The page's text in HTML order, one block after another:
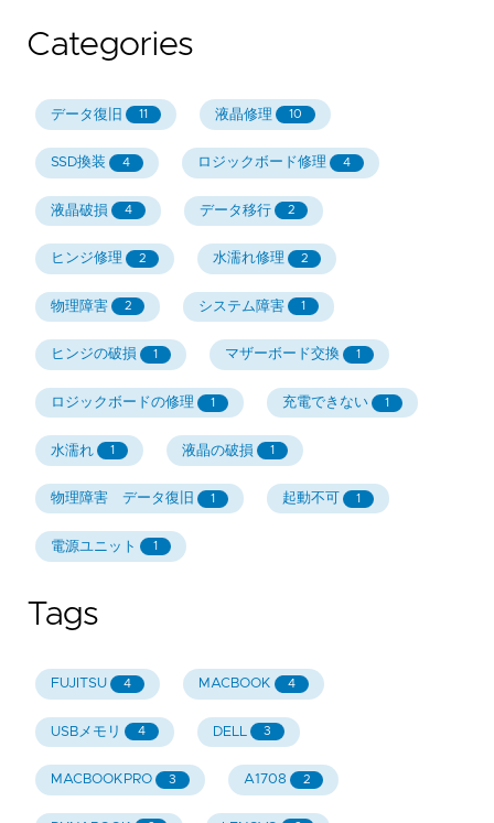
Categories
データ復旧 11 液晶修理 10
SSD換装 4 ロジックボード修理 4
液晶破損 4 データ移行 2
ヒンジ修理 2 水濡れ修理 2
物理障害 2 システム障害 1
ヒンジの破損 1 マザーボード交換 1
ロジックボードの修理 1 充電できない 1
水濡れ 1 液晶の破損 1
物理障害 データ復旧 1 起動不可 1
電源ユニット 1
Tags
FUJITSU 4 MACBOOK 4
USBメモリ 4 DELL 3
MACBOOKPRO 3 A1708 2